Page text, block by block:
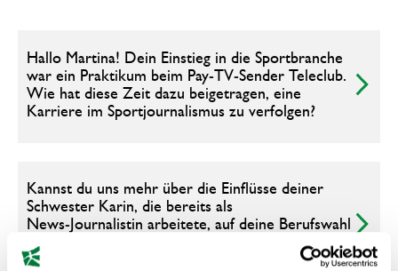
Hallo Martina! Dein Einstieg in die Sportbranche
war ein Praktikum beim Pay‑TV‑Sender Teleclub.
Wie hat diese Zeit dazu beigetragen, eine
Karriere im Sportjournalismus zu verfolgen?
Kannst du uns mehr über die Einflüsse deiner
Schwester Karin, die bereits als
News‑Journalistin arbeitete, auf deine Berufswahl
und deine Entwicklung im Sportjournalismus
erzählen?